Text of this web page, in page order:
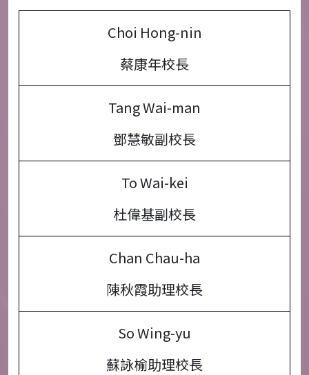
Choi Hong-nin
蔡康年校長
Tang Wai-man
鄧慧敏副校長
To Wai-kei
杜偉基副校長
Chan Chau-ha
陳秋霞助理校長
So Wing-yu
蘇詠榆助理校長